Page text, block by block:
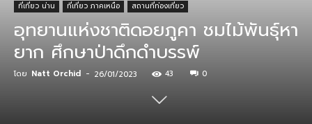
ที่เที่ยว น่าน ที่เที่ยว ภาคเหนือ สถานที่ท่องเที่ยว
อุทยานแห่งชาติดอยภูคา ชมไม้พันธุ์หา
ยาก ศึกษาป่าดึกดำบรรพ์
โดย Natt Orchid - 26/01/2023 43 0